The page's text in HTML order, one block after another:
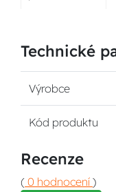
Technické
Výrobce
Kód produktu
Recenze
( 0 hodnocení )